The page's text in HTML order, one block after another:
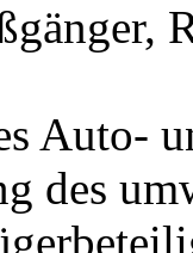
Auto-
des